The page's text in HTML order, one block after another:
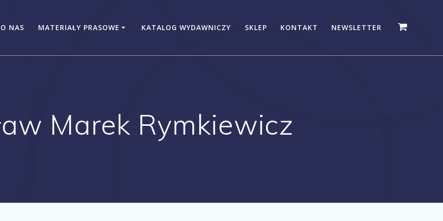
O NAS MATERIAŁY PRASOWE KATALOG WYDAWNICZY SKLEP KONTAKT NEWSLETTER
Marek Rymkiewicz